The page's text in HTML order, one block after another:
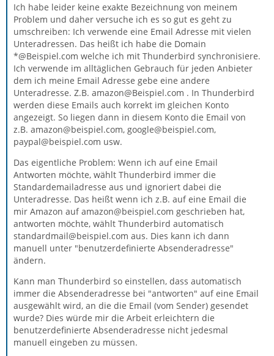
Ich habe leider keine exakte Bezeichnung von meinem
Problem und daher versuche ich es so gut es geht zu
umschreiben: Ich verwende eine Email Adresse mit vielen
Unteradressen. Das heißt ich habe die Domain
*@Beispiel.com welche ich mit Thunderbird synchronisiere.
Ich verwende im alltäglichen Gebrauch für jeden Anbieter
dem ich meine Email Adresse gebe eine andere
Unteradresse. Z.B. amazon@Beispiel.com . In Thunderbird
werden diese Emails auch korrekt im gleichen Konto
angezeigt. So liegen dann in diesem Konto die Email von
z.B. amazon@beispiel.com, google@beispiel.com,
paypal@beispiel.com usw.
Das eigentliche Problem: Wenn ich auf eine Email
Antworten möchte, wählt Thunderbird immer die
Standardemailadresse aus und ignoriert dabei die
Unteradresse. Das heißt wenn ich z.B. auf eine Email die
mir Amazon auf amazon@beispiel.com geschrieben hat,
antworten möchte, wählt Thunderbird automatisch
standardmail@beispiel.com aus. Dies kann ich dann
manuell unter "benutzerdefinierte Absenderadresse"
ändern.
Kann man Thunderbird so einstellen, dass automatisch
immer die Absenderadresse bei "antworten" auf eine Email
ausgewählt wird, an die die Email (vom Sender) gesendet
wurde? Dies würde mir die Arbeit erleichtern die
benutzerdefinierte Absenderadresse nicht jedesmal
manuell eingeben zu müssen.